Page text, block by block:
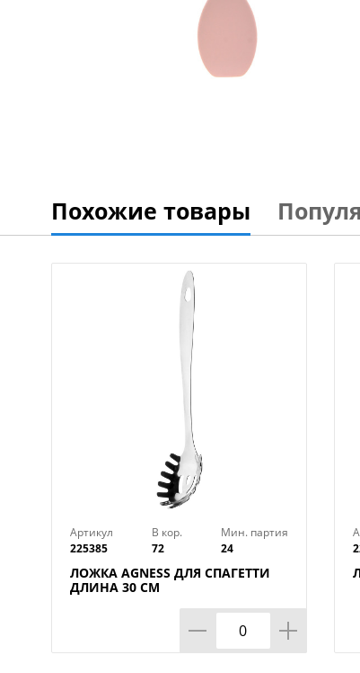
Похожие товары
Артикул
225385
В кор.
72
Мин. партия
24
ЛОЖКА AGNESS ДЛЯ СПАГЕТТИ
ДЛИНА 30 СМ